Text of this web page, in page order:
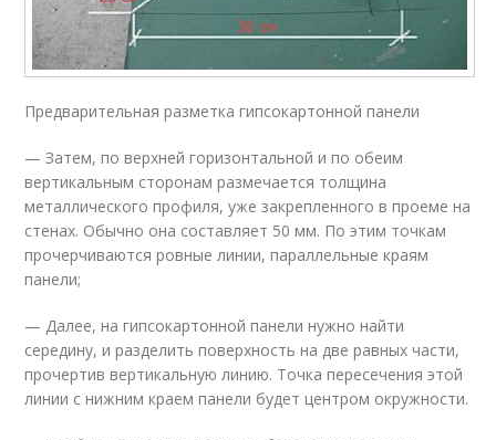
Предварительная разметка гипсокартонной панели
— Затем, по верхней горизонтальной и по обеим
вертикальным сторонам размечается толщина
металлического профиля, уже закрепленного в проеме на
стенах. Обычно она составляет 50 мм. По этим точкам
прочерчиваются ровные линии, параллельные краям
панели;
— Далее, на гипсокартонной панели нужно найти
середину, и разделить поверхность на две равных части,
прочертив вертикальную линию. Точка пересечения этой
линии с нижним краем панели будет центром окружности.